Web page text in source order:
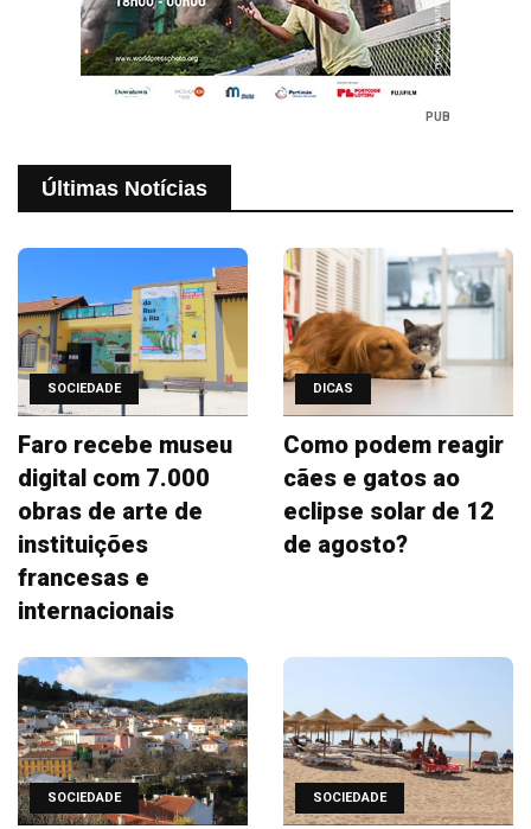
PUB
Últimas Notícias
SOCIEDADE
Faro recebe museu
digital com 7.000
obras de arte de
instituições
francesas e
internacionais
DICAS
Como podem reagir
cães e gatos ao
eclipse solar de 12
de agosto?
SOCIEDADE SOCIEDADE